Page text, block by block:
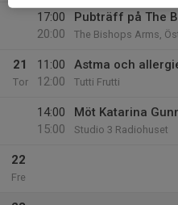
17:00
20:00
Pubträff på The
The Bishops Arms,
21
Tor
11:00
12:00
Astma och
Tutti Frutti
14:00
15:00
Möt Katarina
Studio 3 Radiohuset
22
Fre